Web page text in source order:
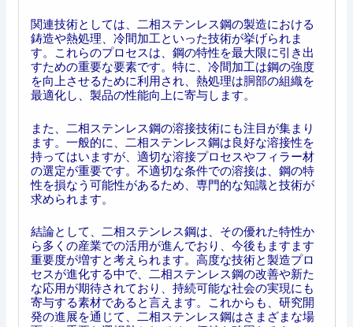
関連技術としては、二相ステンレス鋼の製造における
鋳造や熱処理、冷間加工といった技術が挙げられま
す。これらのプロセスは、鋼の特性を最大限に引き出
すための重要な要素です。特に、冷間加工は鋼の強度
を向上させるために利用され、熱処理は胴部の組織を
最適化し、製品の性能向上に寄与します。
また、二相ステンレス鋼の溶接技術にも注目が集まり
ます。一般的に、二相ステンレス鋼は良好な溶接性を
持ってはいますが、適切な溶接プロセスやフィラー材
の選定が重要です。不適切な条件での溶接は、鋼の特
性を損なう可能性があるため、専門的な知識と技術が
求められます。
結論として、二相ステンレス鋼は、その優れた特性か
ら多くの産業での活用が進んでおり、今後もますます
重要度が増すと考えられます。高度な技術と製造プロ
セスが進化する中で、二相ステンレス鋼の改善や新た
な応用が期待されており、持続可能な社会の実現にも
寄与する素材であると言えます。これからも、研究開
発の進展を通じて、二相ステンレス鋼はさまざまな場